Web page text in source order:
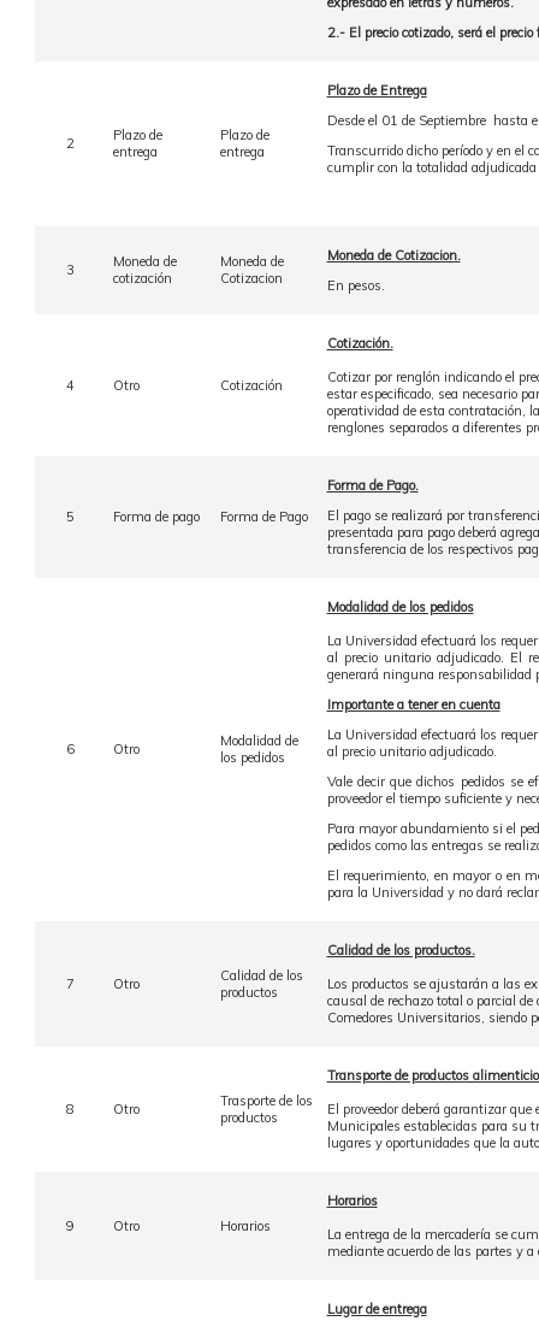
2.- El precio cotizado, será el
2
Plazo de
entrega
Plazo de
entrega
Plazo de Entrega
Desde el 01 de Septiembre hasta
Transcurrido dicho período y en el
cumplir con la totalidad
3
Moneda de
cotización
Moneda de
Cotizacion
Moneda de Cotizacion.
En pesos.
4 Otro Cotización
Cotización.
Cotizar por renglón indicando el
estar especificado, sea necesario
operatividad de esta contratación,
renglones separados a diferentes
5 Forma de pago Forma de Pago
Forma de Pago.
El pago se realizará por
presentada para pago deberá
transferencia de los respectivos
6 Otro
Modalidad de
los pedidos
Modalidad de los pedidos
La Universidad efectuará los
al precio unitario adjudicado. El
generará ninguna responsabilidad
Importante a tener en cuenta
La Universidad efectuará los
al precio unitario adjudicado.
Vale decir que dichos pedidos se
proveedor el tiempo suficiente y
Para mayor abundamiento si el
pedidos como las entregas se
El requerimiento, en mayor o en
para la Universidad y no dará
7 Otro
Calidad de los
productos
Calidad de los productos.
Los productos se ajustarán a las
causal de rechazo total o parcial
Comedores Universitarios, siendo
8 Otro
Trasporte de los
productos
Transporte de productos
El proveedor deberá garantizar
Municipales establecidas para su
lugares y oportunidades que la
9 Otro Horarios
Horarios
La entrega de la mercadería se
mediante acuerdo de las partes y
Lugar de entrega